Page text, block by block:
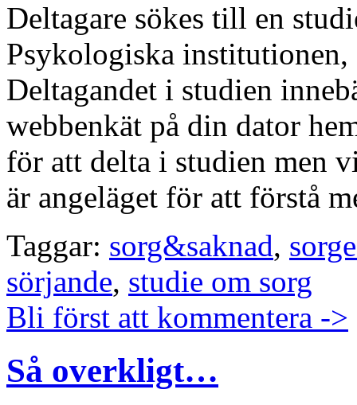
Deltagare sökes till en
Psykologiska
Deltagandet i studien
webbenkät på din dator
för att delta i studien men
är angeläget för att förstå
Taggar: sorg&saknad,
sörjande, studie om sorg
Bli först att kommentera ->
Så overkligt…